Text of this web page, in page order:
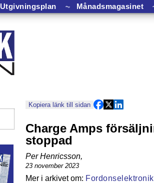
Utgivningsplan ⏦ Månadsmagasinet
Kopiera länk till sidan
Charge Amps
stoppad
Per Henricsson,
23 november 2023